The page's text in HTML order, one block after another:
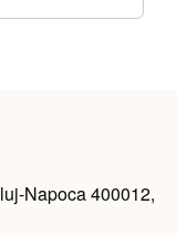
Napoca 400012,